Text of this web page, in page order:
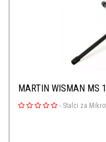
MARTIN WISMAN MS
- Stalci za